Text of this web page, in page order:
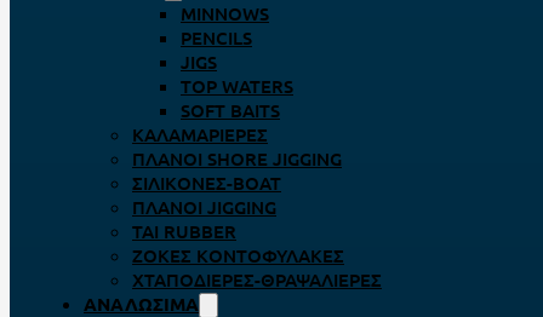
MINNOWS
PENCILS
JIGS
TOP WATERS
SOFT BAITS
ΚΑΛΑΜΑΡΙΈΡΕΣ
ΠΛΆΝΟΙ SHORE JIGGING
ΣΙΛΙΚΌΝΕΣ-BOAT
ΠΛΆΝΟΙ JIGGING
TAI RUBBER
ΖΌΚΕΣ ΚΟΝΤΟΦΎΛΑΚΕΣ
ΧΤΑΠΟΔΙΈΡΕΣ-ΘΡΑΨΑΛΙΈΡΕΣ
ΑΝΑΛΏΣΙΜΑ